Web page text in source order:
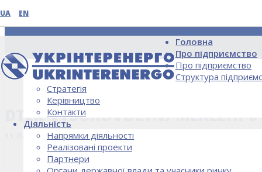
UA EN
Головна
Про підприємство
Про підприємство
Структура
Стратегія
Керівництво
Контакти
Діяльність
Напрямки діяльності
Реалізовані проекти
Партнери
НОВИНИ
DTEK-VYSOKOVOLTNI-MEREZHI-
11 Листопада, 2019